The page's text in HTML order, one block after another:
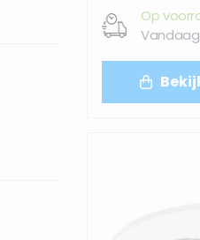
available
available
Op